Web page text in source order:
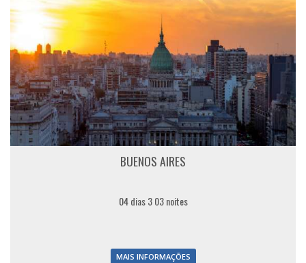
BUENOS AIRES
04 dias 3 03 noites
MAIS INFORMAÇÕES